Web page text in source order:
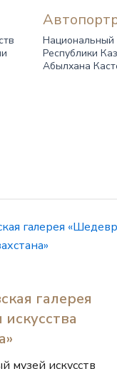
Национальный
Республики
Абылхана
галерея
музей искусств